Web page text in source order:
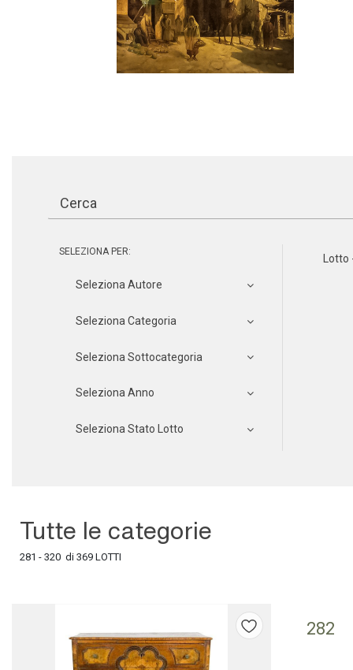
SELEZIONA PER:
Seleziona Autore
Seleziona Categoria
Seleziona Sottocategoria
Seleziona Anno
Seleziona Stato Lotto
Tutte le categorie
281 - 320 di 369 LOTTI
282